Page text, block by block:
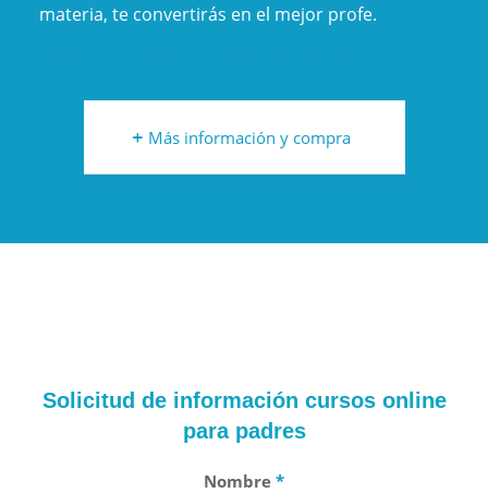
materia, te convertirás en el mejor profe.
Más información y compra
Solicitud de información cursos online
para padres
Nombre *